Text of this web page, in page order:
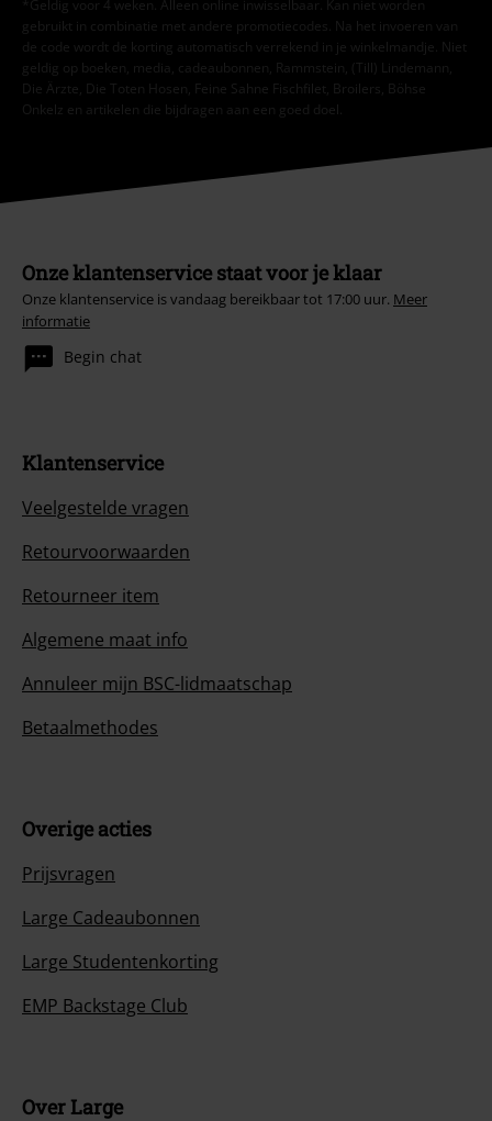
*Geldig voor 4 weken. Alleen online inwisselbaar. Kan niet worden
gebruikt in combinatie met andere promotiecodes. Na het invoeren van
de code wordt de korting automatisch verrekend in je winkelmandje. Niet
geldig op boeken, media, cadeaubonnen, Rammstein, (Till) Lindemann,
Die Ärzte, Die Toten Hosen, Feine Sahne Fischfilet, Broilers, Böhse
Onkelz en artikelen die bijdragen aan een goed doel.
Onze klantenservice staat voor je klaar
Onze klantenservice is vandaag bereikbaar tot 17:00 uur. Meer
informatie
Begin chat
Klantenservice
Veelgestelde vragen
Retourvoorwaarden
Retourneer item
Algemene maat info
Annuleer mijn BSC-lidmaatschap
Betaalmethodes
Overige acties
Prijsvragen
Large Cadeaubonnen
Large Studentenkorting
EMP Backstage Club
Over Large